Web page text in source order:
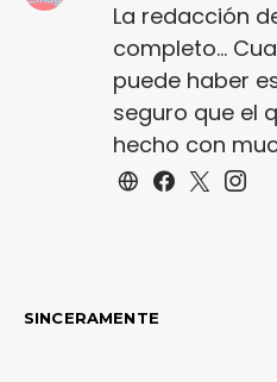
La redacción
completo...
puede haber
seguro que el
hecho con
SINCERAMENTE